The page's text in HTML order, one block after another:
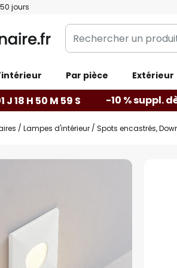
jours
Rechercher
un
catégorie...
Par pièce Extérieur
J 18 H 50 M 58 S -10 % suppl.
Lampes d'intérieur Spots encastrés,